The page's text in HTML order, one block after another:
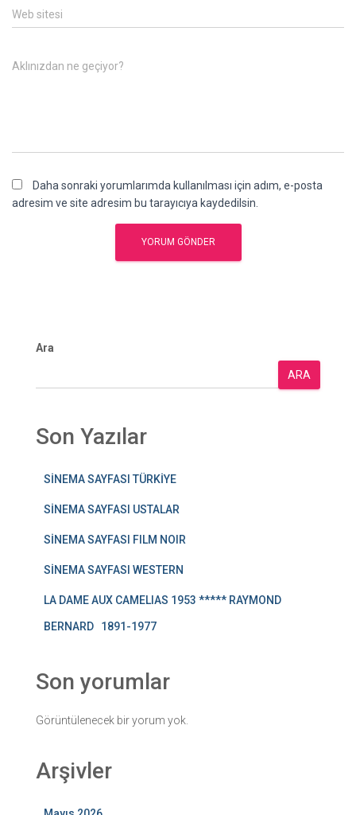
Web sitesi
Aklınızdan ne geçiyor?
Daha sonraki yorumlarımda kullanılması için adım, e-posta
adresim ve site adresim bu tarayıcıya kaydedilsin.
Ara
ARA
Son Yazılar
SİNEMA SAYFASI TÜRKİYE
SİNEMA SAYFASI USTALAR
SİNEMA SAYFASI FILM NOIR
SİNEMA SAYFASI WESTERN
LA DAME AUX CAMELIAS 1953 ***** RAYMOND
BERNARD 1891-1977
Son yorumlar
Görüntülenecek bir yorum yok.
Arşivler